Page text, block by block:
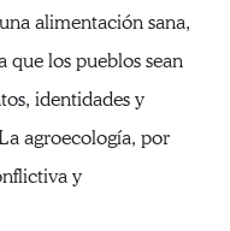
alimentación sana,
que los pueblos sean
identidades y
agroecología, por
y